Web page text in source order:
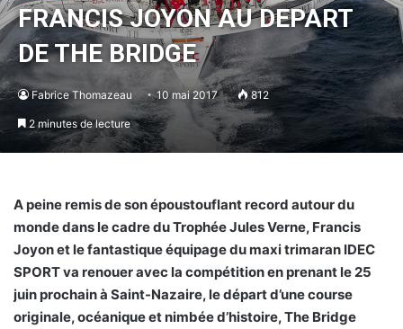
FRANCIS JOYON AU DEPART
DE THE BRIDGE
Fabrice Thomazeau 10 mai 2017 812
2 minutes de lecture
A peine remis de son époustouflant record autour du
monde dans le cadre du Trophée Jules Verne, Francis
Joyon et le fantastique équipage du maxi trimaran IDEC
SPORT va renouer avec la compétition en prenant le 25
juin prochain à Saint-Nazaire, le départ d’une course
originale, océanique et nimbée d’histoire, The Bridge